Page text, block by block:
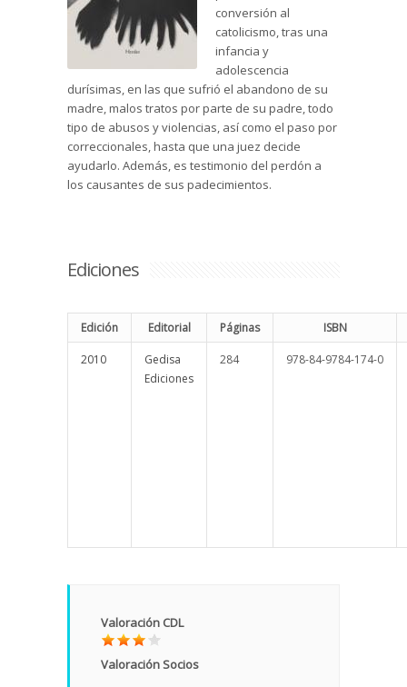
conversión al
catolicismo, tras una
infancia y
adolescencia
durísimas, en las que sufrió el abandono de su
madre, malos tratos por parte de su padre, todo
tipo de abusos y violencias, así como el paso por
correccionales, hasta que una juez decide
ayudarlo. Además, es testimonio del perdón a
los causantes de sus padecimientos.
Ediciones
Edición Editorial Páginas ISBN
2010
Gedisa
Ediciones
284 978-84-9784-174-0
Valoración CDL
Valoración Socios